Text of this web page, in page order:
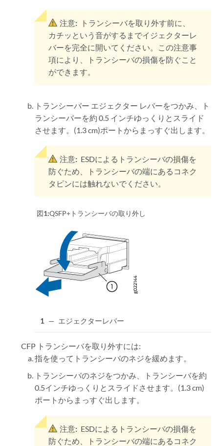
注意:
トランシーバを取り外す前に、
カチッという音がするまでイジェクターレ
バーを完全に開いてください。この注意事
項により、トランシーバの損傷を防ぐこと
ができます。
トランシーバー エジェクター レバーをつかみ、ト
ランシーバーを約 0.5 インチゆっくりとスライド
させます。(1.3 cm)ポートからまっすぐ出します。
注意: ESDによるトランシーバの損傷を
防ぐため、トランシーバの端にあるコネク
タピンには触れないでください。
図1:QSFP+トランシーバの取り外し
1 — エジェクターレバー
CFP トランシーバを取り外すには:
指を使ってトランシーバのネジを緩めます。
トランシーバのネジをつかみ、トランシーバを約
0.5インチゆっくりとスライドさせます。(1.3 cm)
ポートからまっすぐ出します。
注意: ESDによるトランシーバの損傷を
防ぐため、トランシーバの端にあるコネク